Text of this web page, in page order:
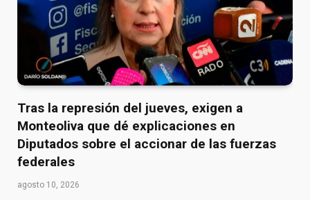
Tras la represión del jueves, exigen a
Monteoliva que dé explicaciones en
Diputados sobre el accionar de las fuerzas
federales
agosto 10, 2026